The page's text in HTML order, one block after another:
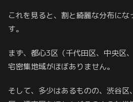
これを見ると、割と綺麗な分布に
す。
まず、都心3区（千代田区、中央区
宅密集地域がほぼありません。
そして、多少はあるものの、渋谷